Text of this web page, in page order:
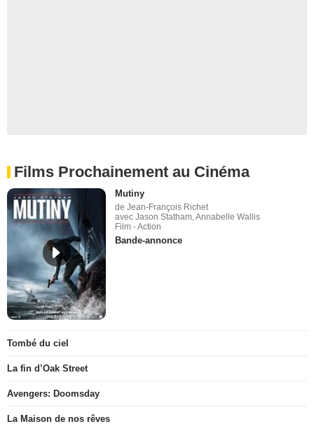
Films Prochainement au Cinéma
Mutiny
de Jean-François Richet
avec Jason Statham, Annabelle Wallis
Film - Action
Bande-annonce
Tombé du ciel
La fin d’Oak Street
Avengers: Doomsday
La Maison de nos rêves